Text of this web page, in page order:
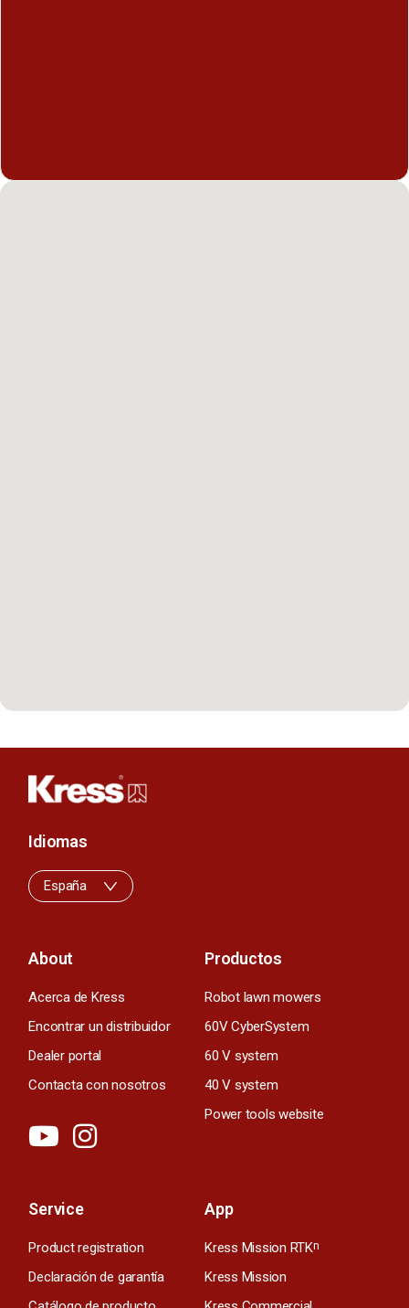
About
Acerca de Kress
Encontrar un distribuidor
Dealer portal
Contacta con nosotros
Productos
Robot lawn mowers
60V CyberSystem
60 V system
40 V system
Power tools website
Service
Product registration
Declaración de garantía
App
Kress Mission RTKn
Kress Mission
Idiomas
España